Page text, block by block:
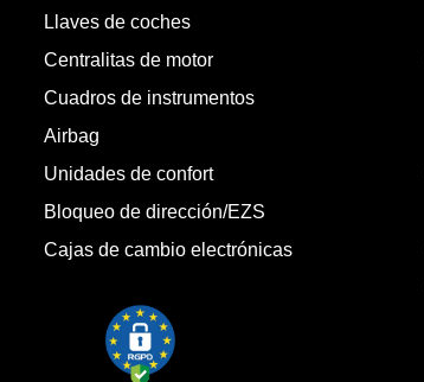
Llaves de coches
Centralitas de motor
Cuadros de instrumentos
Airbag
Unidades de confort
Bloqueo de dirección/EZS
Cajas de cambio electrónicas